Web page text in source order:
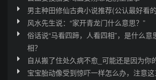
男主种田修仙古典小说推荐(公认最好看
风水先生说：“家开青龙门什么意思？”
俗话说“马看四蹄，人看四相”，是什么意
相？
自从搬了住处久病不愈_可能还是因为你
宝宝胎动像受到惊吓一样怎么办，注意这